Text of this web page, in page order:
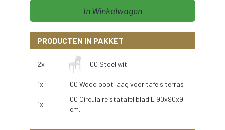
In Winkelwagen
PRODUCTEN IN PAKKET
2x 00 Stoel wit
1x 00 Wood poot laag voor tafels terras
1x
00 Circulaire statafel blad L 90x90x9
cm.